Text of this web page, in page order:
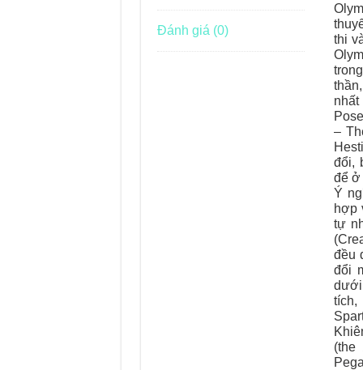
Đánh giá (0)
thi
–
đổi,
để ở
Ý
hợp
tự
đều
đổi
(the